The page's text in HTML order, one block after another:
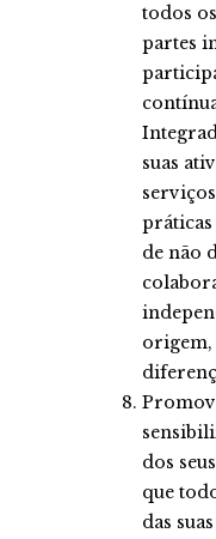
todos
partes
suas
práticas
de não
origem,
dos
que
das